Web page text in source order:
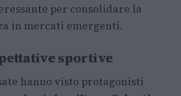
per consolidare la
in mercati emergenti.
sportive
hanno visto protagonisti